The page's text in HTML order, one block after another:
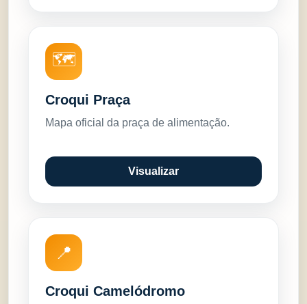
🗺️
Croqui Praça
Mapa oficial da praça de alimentação.
Visualizar
📍
Croqui Camelódromo